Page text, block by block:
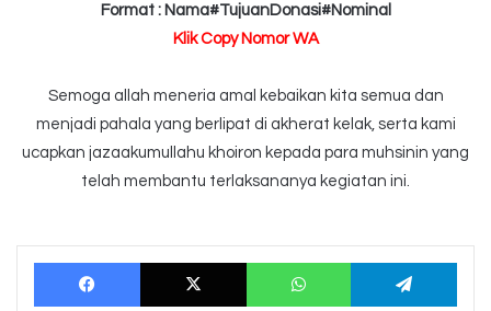
Format : Nama#TujuanDonasi#Nominal
Klik Copy Nomor WA
Semoga allah meneria amal kebaikan kita semua dan
menjadi pahala yang berlipat di akherat kelak, serta kami
ucapkan jazaakumullahu khoiron kepada para muhsinin yang
telah membantu terlaksananya kegiatan ini.
Facebook X WhatsApp